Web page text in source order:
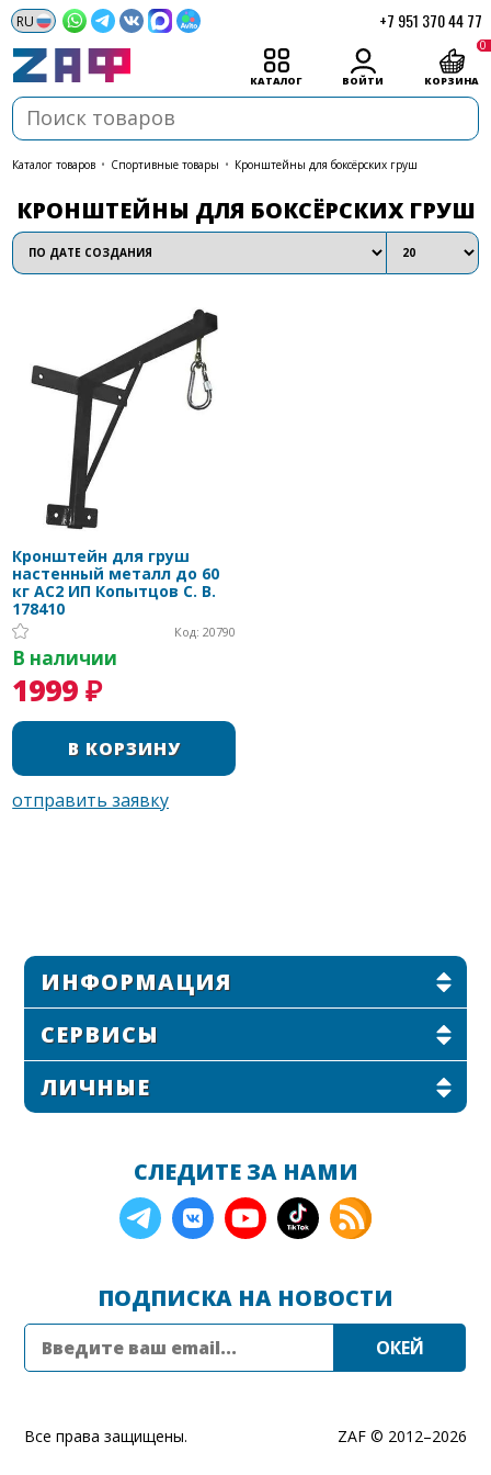
+7 951 370 44 77
КАТАЛОГ ВОЙТИ КОРЗИНА
0
каталог товаров • Спортивные товары • Кронштейны для боксёрских груш
КРОНШТЕЙНЫ ДЛЯ БОКСЁРСКИХ ГРУШ
Кронштейн для груш
настенный металл до 60
кг AC2 ИП Копытцов С. В.
178410
Код: 20790
В наличии
1999 ₽
ИНФОРМАЦИЯ
СЕРВИСЫ
ЛИЧНЫЕ
СЛЕДИТЕ ЗА НАМИ
ПОДПИСКА НА НОВОСТИ
ZAF © 2012–2026
Все права защищены.